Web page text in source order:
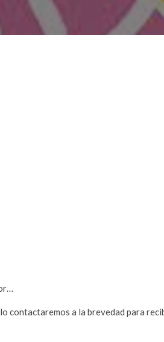
contactaremos a la brevedad para